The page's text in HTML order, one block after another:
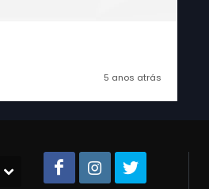
5 anos atrás